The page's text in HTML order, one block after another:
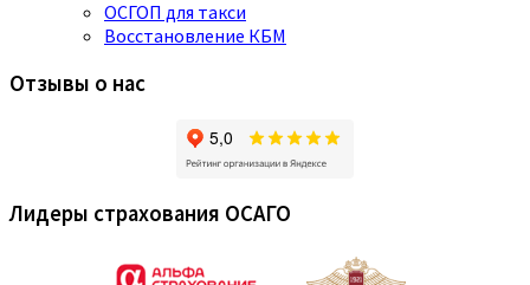
ОСГОП для такси
Восстановление КБМ
Отзывы о нас
Лидеры страхования ОСАГО